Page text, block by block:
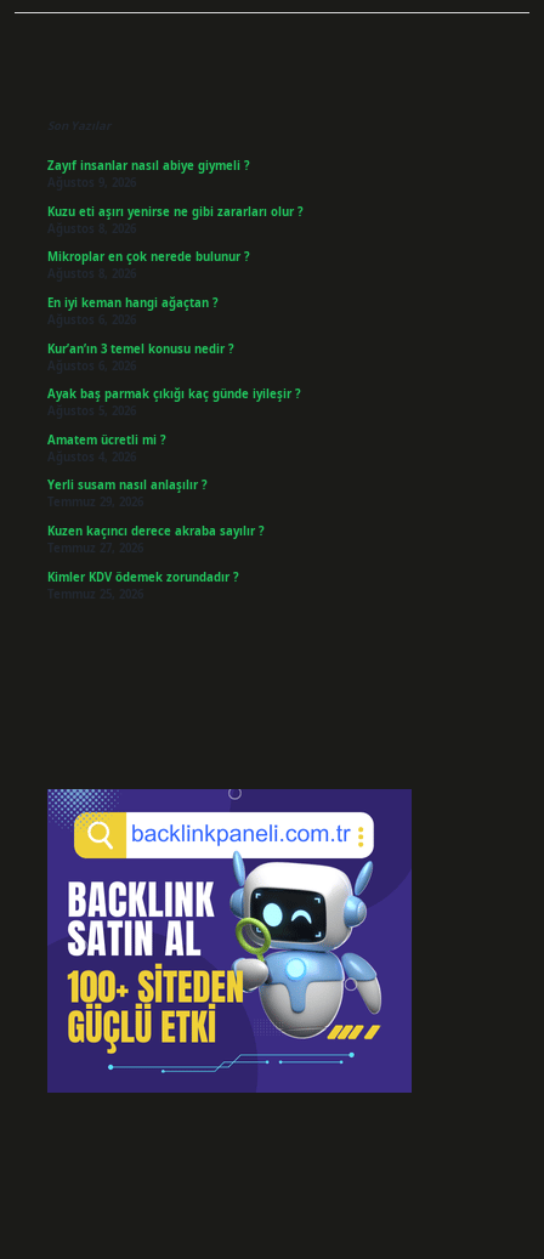
Son Yazılar
Zayıf insanlar nasıl abiye giymeli ?
Ağustos 9, 2026
Kuzu eti aşırı yenirse ne gibi zararları olur ?
Ağustos 8, 2026
Mikroplar en çok nerede bulunur ?
Ağustos 8, 2026
En iyi keman hangi ağaçtan ?
Ağustos 6, 2026
Kur’an’ın 3 temel konusu nedir ?
Ağustos 6, 2026
Ayak baş parmak çıkığı kaç günde iyileşir ?
Ağustos 5, 2026
Amatem ücretli mi ?
Ağustos 4, 2026
Yerli susam nasıl anlaşılır ?
Temmuz 29, 2026
Kuzen kaçıncı derece akraba sayılır ?
Temmuz 27, 2026
Kimler KDV ödemek zorundadır ?
Temmuz 25, 2026